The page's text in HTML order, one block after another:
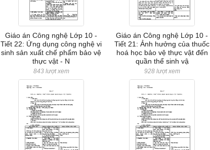
Giáo án Công nghệ Lớp 10 -
Tiết 22: Ứng dụng công nghệ vi
sinh sản xuất chế phẩm bảo vệ
thực vật - N
843 lượt xem
Giáo án Công nghệ Lớp 10 -
Tiết 21: Ảnh hưởng của thuốc
hoá học bảo vệ thực vật đến
quần thể sinh vậ
928 lượt xem